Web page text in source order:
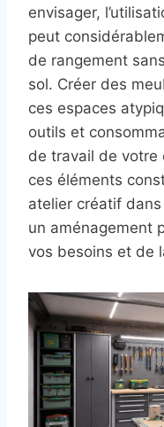
envisager,
peut
de rangement
sol. Créer des
ces espaces
outils et
de travail de votre
ces éléments
atelier créatif
un aménagement
vos besoins et de